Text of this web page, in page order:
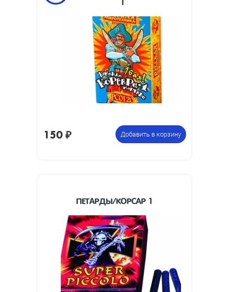
Цена указана
за фасовку:
12 коробочек по 20 петард,
всего 240 петард
150₽ Добавить в корзину
ПЕТАРДЫ/КОРСАР 1
Размеры изделия, мм:
35 х 5
Цена указана за
Упаковка из 60
петард